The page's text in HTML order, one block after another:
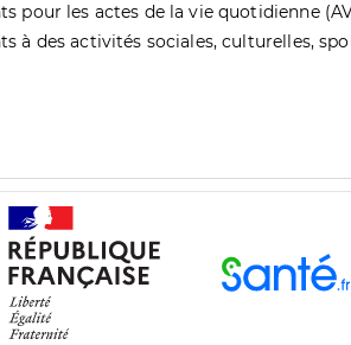
pour les actes de la vie quotidienne
à des activités sociales, culturelles,